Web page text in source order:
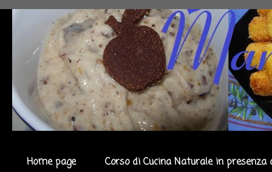
Home page Corso di Cucina Naturale in presenza